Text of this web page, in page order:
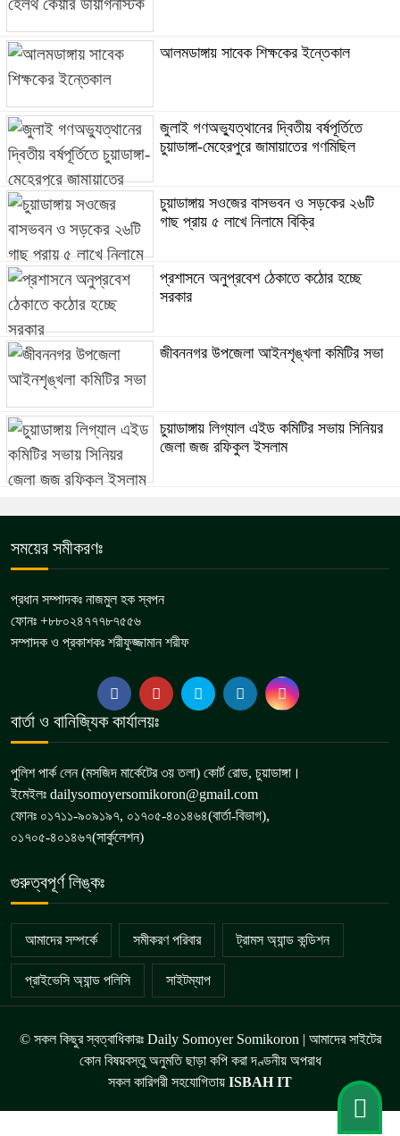
আলমডাঙ্গায় সাবেক শিক্ষকের ইন্তেকাল
জুলাই গণঅভ্যুত্থানের দ্বিতীয় বর্ষপূর্তিতে
চুয়াডাঙ্গা-মেহেরপুরে জামায়াতের গণমিছিল
চুয়াডাঙ্গায় সওজের বাসভবন ও সড়কের ২৬টি
গাছ প্রায় ৫ লাখে নিলামে বিক্রি
প্রশাসনে অনুপ্রবেশ ঠেকাতে কঠোর হচ্ছে
সরকার
জীবননগর উপজেলা আইনশৃঙ্খলা কমিটির সভা
চুয়াডাঙ্গায় লিগ্যাল এইড কমিটির সভায় সিনিয়র
জেলা জজ রফিকুল ইসলাম
সময়ের সমীকরণঃ
প্রধান সম্পাদকঃ নাজমুল হক স্বপন
ফোনঃ +৮৮০২৪৭৭৭৮৭৫৫৬
সম্পাদক ও প্রকাশকঃ শরীফুজ্জামান শরীফ
বার্তা ও বানিজ্যিক কার্যালয়ঃ
পুলিশ পার্ক লেন (মসজিদ মার্কেটের ৩য় তলা) কোর্ট রোড, চুয়াডাঙ্গা।
ইমেইলঃ dailysomoyersomikoron@gmail.com
ফোনঃ ০১৭১১-৯০৯১৯৭, ০১৭০৫-৪০১৪৬৪(বার্তা-বিভাগ),
০১৭০৫-৪০১৪৬৭(সার্কুলেশন)
গুরুত্বপূর্ণ লিঙ্কঃ
আমাদের সম্পর্কে সমীকরণ পরিবার ট্রামস অ্যান্ড কন্ডিশন
প্রাইভেসি অ্যান্ড পলিসি সাইটম্যাপ
© সকল কিছুর স্বত্বাধিকারঃ Daily Somoyer Somikoron | আমাদের সাইটের
কোন বিষয়বস্তু অনুমতি ছাড়া কপি করা দণ্ডনীয় অপরাধ
সকল কারিগরী সহযোগিতায় ISBAH IT